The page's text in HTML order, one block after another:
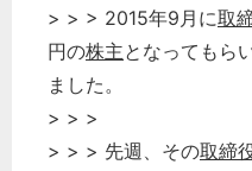
> > > 2015年9月に取
円の株主となってもら
ました。
> > >
> > > 先週、その取締